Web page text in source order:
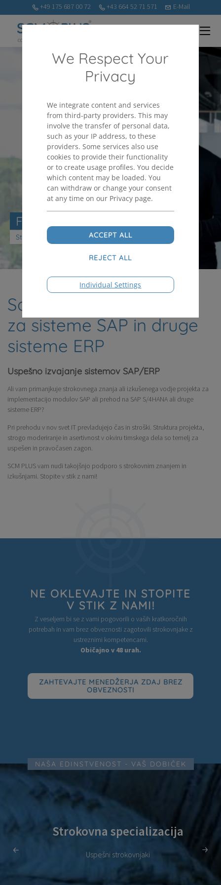
+49 175 687 00 72 +43 664 52 71 571 E-Mail
FREELANCERJI
Strokovnjaki za sisteme ERP in WMS
Samostojni strokovnjaki
za sisteme SAP in druge
sisteme ERP
Uspešno izvajanje sistemov SAP/ERP
Ali vam primanjkuje strokovnega znanja ali izkušenega vodje projekta za
implementacijo modulov SAP ali prehod na SAP S/4HANA ali druge
sisteme ERP?
Pri prehodu v nov svet IT prevladujejo čas in stroški. Struktura projekta,
strogo moderiranje in asertivnost v okviru timskega dela so temelj za
uspešen in pravočasen zagon.
SCM PLUS vam nudi takojšnjo podporo s strokovnim znanjem in
izkušnjami. Stopite v stik z nami!
NE OKLEVAJTE IN STOPITE
V STIK Z NAMI!
Z veseljem bi se z vami pogovorili o vaših kratkoročnih
potrebah in vam brez obveznosti zagotovili strokovnjake z
ustreznimi kompetencami.
Običajno v 48 urah.
ZAHTEVAJTE MENEDŽERJA ZDAJ BREZ
OBVEZNOSTI
NAŠA EDINSTVENOST - VAŠ DOBIČEK
Strokovna specializacija
Uspešni strokovnjaki
We Respect Your
Privacy
We integrate content and services
from third-party providers. This may
involve the transfer of personal data,
such as your IP address, to these
providers. Some services also use
cookies to provide their functionality
or to create usage profiles. You decide
which content may be loaded. You
can withdraw or change your consent
at any time on our Privacy page.
Individual Settings